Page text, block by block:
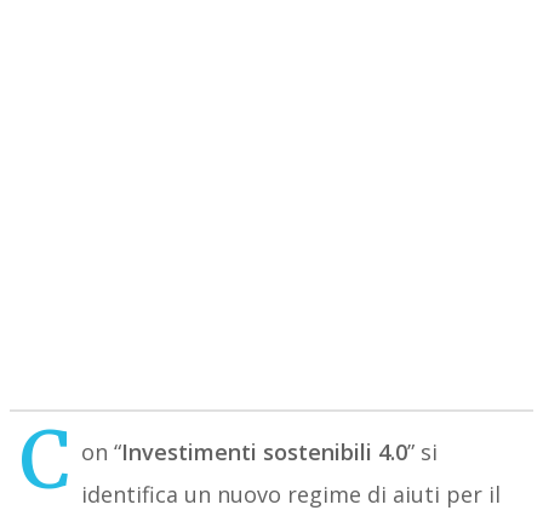
C on “Investimenti sostenibili 4.0” si
identifica un nuovo regime di aiuti per il